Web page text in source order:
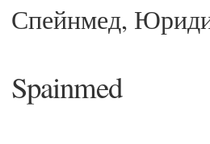
Спейнмед,
Spainmed